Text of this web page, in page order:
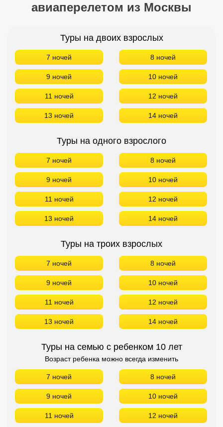
авиаперелетом из Москвы
Туры на двоих взрослых
7 ночей 8 ночей
9 ночей 10 ночей
11 ночей 12 ночей
13 ночей 14 ночей
Туры на одного взрослого
7 ночей 8 ночей
9 ночей 10 ночей
11 ночей 12 ночей
13 ночей 14 ночей
Туры на троих взрослых
7 ночей 8 ночей
9 ночей 10 ночей
11 ночей 12 ночей
13 ночей 14 ночей
Туры на семью с ребенком 10 лет
Возраст ребенка можно всегда изменить
7 ночей 8 ночей
9 ночей 10 ночей
11 ночей 12 ночей